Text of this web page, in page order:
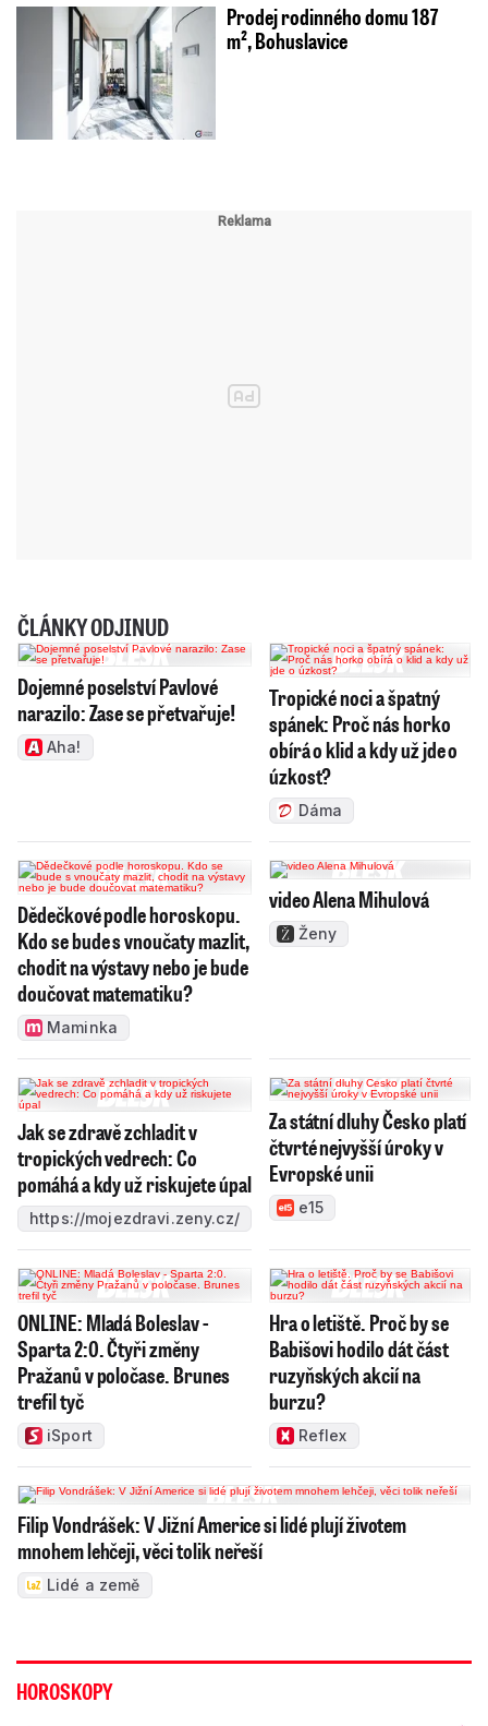
Prodej rodinného domu 187
m², Bohuslavice
ČLÁNKY ODJINUD
Dojemné poselství Pavlové
narazilo: Zase se přetvařuje!
Aha!
Tropické noci a špatný
spánek: Proč nás horko
obírá o klid a kdy už jde o
úzkost?
Dáma
Dědečkové podle horoskopu.
Kdo se bude s vnoučaty mazlit,
chodit na výstavy nebo je bude
doučovat matematiku?
Maminka
video Alena Mihulová
Ženy
Jak se zdravě zchladit v
tropických vedrech: Co
pomáhá a kdy už riskujete úpal
https://mojezdravi.zeny.cz/
Za státní dluhy Česko platí
čtvrté nejvyšší úroky v
Evropské unii
e15
ONLINE: Mladá Boleslav -
Sparta 2:0. Čtyři změny
Pražanů v poločase. Brunes
trefil tyč
iSport
Hra o letiště. Proč by se
Babišovi hodilo dát část
ruzyňských akcií na
burzu?
Reflex
Filip Vondrášek: V Jižní Americe si lidé plují životem
mnohem lehčeji, věci tolik neřeší
Lidé a země
HOROSKOPY